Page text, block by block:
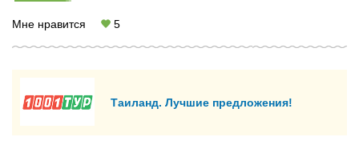
Мне нравится 5
Таиланд. Лучшие предложения!